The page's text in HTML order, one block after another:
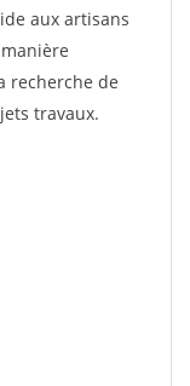
aux artisans
recherche de
travaux.